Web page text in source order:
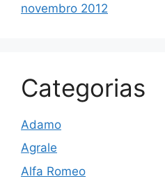
novembro 2012
Categorias
Adamo
Agrale
Alfa Romeo